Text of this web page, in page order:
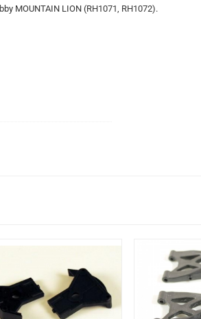
MOUNTAIN LION (RH1071, RH1072).